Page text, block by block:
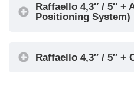
Raffaello 4,3″ / 5″ +
Positioning System)
Raffaello 4,3″ / 5″ +